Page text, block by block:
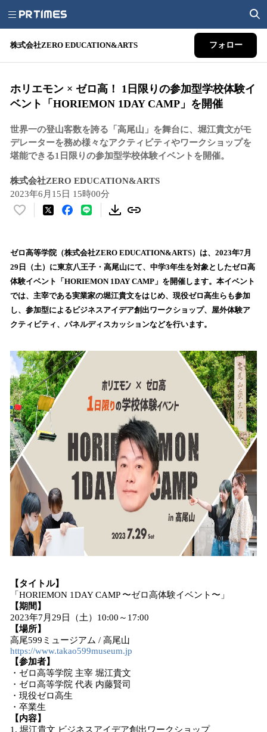
株式会社ZERO EDUCATION&ARTS フォロー
ホリエモン × ゼロ高！ 1日限りの参加型学校体験イ
ベント「HORIEMON 1DAY CAMP」を開催
世界一の登山客数を誇る「高尾山」を舞台に、堀江貴文がモ
デレーターを務め様々なアクティビティやワークショップを
堪能できる1日限りの参加型学校体験イベントを開催。
株式会社ZERO EDUCATION&ARTS
2023年6月15日 15時00分
い
！
数
を
読
込
み
で
す
ゼロ高等学院（株式会社ZERO EDUCATION&ARTS）は、2023年7月
29日（土）に東京八王子・高尾山にて、中学3年生を対象としたゼロ高
体験イベント「HORIEMON 1DAY CAMP」を開催します。本イベント
では、主宰である実業家の堀江貴文をはじめ、現役ゼロ高生らも参加
し、参加型によるビジネスアイデア創出ワークショップ、屋外体験ア
クティビティ、パネルディスカッションなどを行います。
【タイトル】
「HORIEMON 1DAY CAMP 〜ゼロ高体験イベント〜」
【期間】
2023年7月29日（土）10:00～17:00
【場所】
高尾599ミュージアム / 高尾山
https://www.takao599museum.jp
【参加者】
・ゼロ高等学院 主宰 堀江貴文
・ゼロ高等学院 代表 内藤賢司
・現役ゼロ高生
・卒業生
【内容】
1. 堀江貴文 ビジネスアイデア創出ワークショップ